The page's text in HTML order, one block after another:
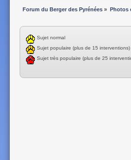
Forum du Berger des Pyrénées » Photos
Sujet normal
Sujet populaire (plus de 15 interventions)
Sujet très populaire (plus de 25